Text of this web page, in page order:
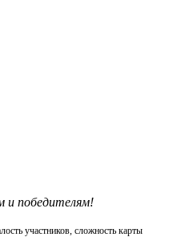
и победителям!
участников, сложность карты